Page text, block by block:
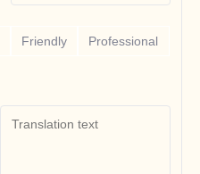
Friendly
Professional